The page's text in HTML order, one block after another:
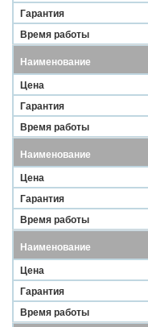
Гарантия
Время работы
Наименование
Цена
Гарантия
Время работы
Наименование
Цена
Гарантия
Время работы
Наименование
Цена
Гарантия
Время работы